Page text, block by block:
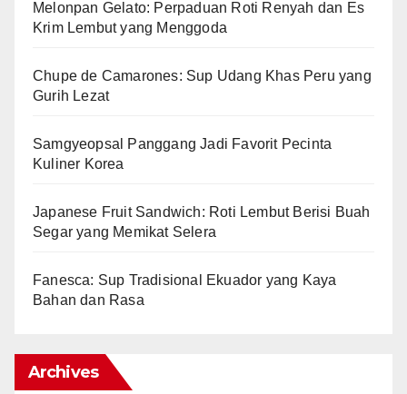
Melonpan Gelato: Perpaduan Roti Renyah dan Es
Krim Lembut yang Menggoda
Chupe de Camarones: Sup Udang Khas Peru yang
Gurih Lezat
Samgyeopsal Panggang Jadi Favorit Pecinta
Kuliner Korea
Japanese Fruit Sandwich: Roti Lembut Berisi Buah
Segar yang Memikat Selera
Fanesca: Sup Tradisional Ekuador yang Kaya
Bahan dan Rasa
Archives